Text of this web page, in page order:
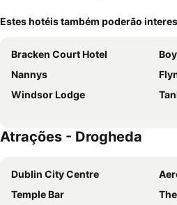
Estes hotéis também poderão
Bracken Court Hotel
Nannys
Windsor Lodge
Atrações - Drogheda
Dublin City Centre
Temple Bar